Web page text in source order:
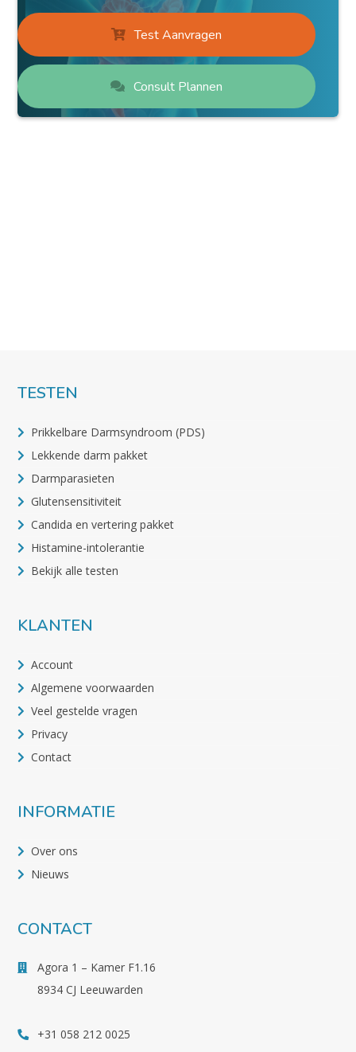
Test Aanvragen
Consult Plannen
TESTEN
Prikkelbare Darmsyndroom (PDS)
Lekkende darm pakket
Darmparasieten
Glutensensitiviteit
Candida en vertering pakket
Histamine-intolerantie
Bekijk alle testen
KLANTEN
Account
Algemene voorwaarden
Veel gestelde vragen
Privacy
Contact
INFORMATIE
Over ons
Nieuws
CONTACT
Agora 1 – Kamer F1.16
8934 CJ Leeuwarden
+31 058 212 0025